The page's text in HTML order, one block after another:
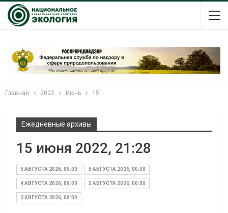
Главная 2022 Июнь 15
Ежедневные архивы
15 июня 2022, 21:28
6 АВГУСТА 2026, 00:00 5 АВГУСТА 2026, 00:00
4 АВГУСТА 2026, 00:00 3 АВГУСТА 2026, 00:00
2 АВГУСТА 2026, 00:00